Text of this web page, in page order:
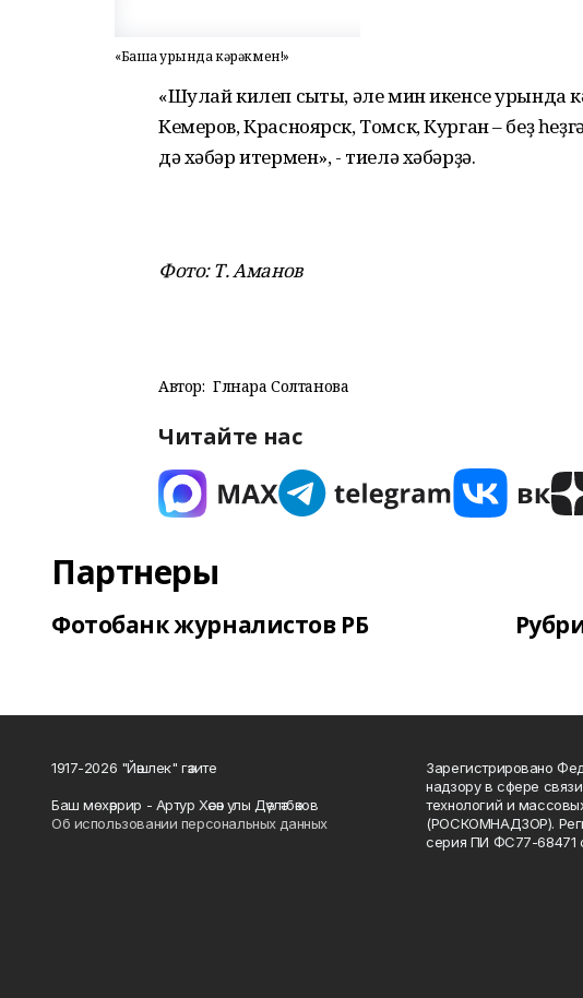
«Башҡа урында кәрәкмен!»
«Шулай килеп сыҡты, әле мин икенсе урында
Кемеров, Красноярск, Томск, Курган – беҙ
дә хәбәр итермен», - тиелә хәбәрҙә.
Фото: Т. Аманов
Автор: Гөлнара Солтанова
Читайте нас
Партнеры
Фотобанк журналистов РБ
1917-2026 "Йәшлек" гәзите
Баш мөхәррир - Артур Хәсән улы Дәүләтбәков
Об использовании персональных данных
Зарегистрировано
надзору в сфере
технологий и
(РОСКОМНАДЗОР).
серия ПИ ФС77-68471